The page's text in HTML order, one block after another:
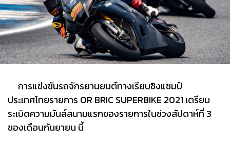
การแข่งขันรถจักรยานยนต์ทางเรียบชิงแชมป์
ประเทศไทยรายการ OR BRIC SUPERBIKE 2021 เตรียม
ระเบิดความมันส์สนามแรกของรายการในช่วงสัปดาห์ที่ 3
ของเดือนกันยายน นี้